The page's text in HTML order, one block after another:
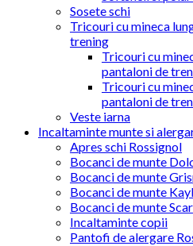
Sosete schi
Tricouri cu mineca
trening
Tricouri cu
pantaloni de
Tricouri cu
pantaloni de
Veste iarna
Incaltaminte munte si
Apres schi Rossignol
Bocanci de munte
Bocanci de munte
Bocanci de munte
Bocanci de munte
Incaltaminte copii
Pantofi de alergare